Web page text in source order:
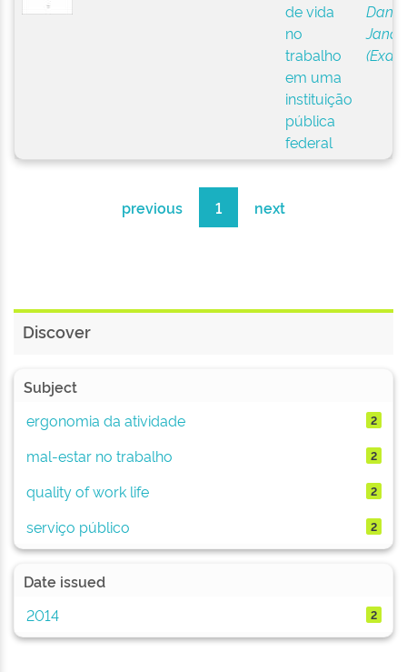
de vida
no
trabalho
em uma
instituição
pública
federal
previous 1 next
Discover
Subject
ergonomia da atividade
2
mal-estar no trabalho 2
quality of work life 2
serviço público 2
Date issued
2014
2